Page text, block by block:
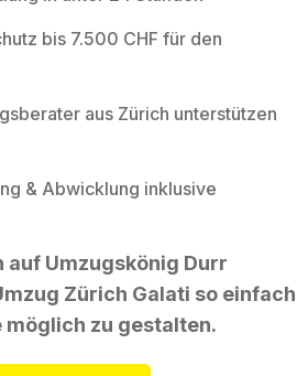
bis 7.500 CHF für den
aus Zürich unterstützen
& Abwicklung inklusive
auf Umzugskönig Durr
Zürich Galati so einfach
zu gestalten.